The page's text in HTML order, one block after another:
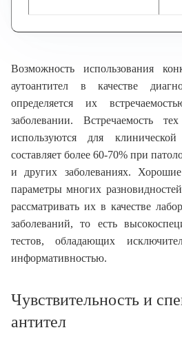
Возможность использования
аутоантител в качестве
определяется их
заболевании. Встречаемость
используются для
составляет более 60-70% при
и других заболеваниях.
параметры многих
рассматривать их в качестве
заболеваний, то есть
тестов, обладающих
информативностью.
Чувствительность и
антител